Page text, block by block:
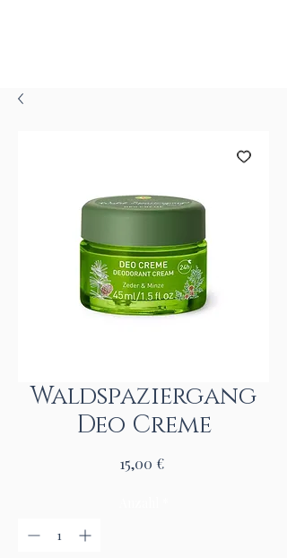
Waldspaziergang
Deo Creme
15,00 €Preis